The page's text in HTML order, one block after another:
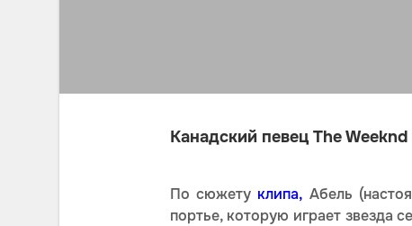
Канадский певец The
По сюжету клипа, Абель
портье, которую играет звезда